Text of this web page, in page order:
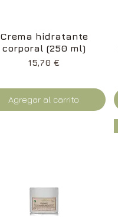
Vista rápida
Crema hidratante
corporal (250 ml)
Precio
15,70 €
Agregar al carrito